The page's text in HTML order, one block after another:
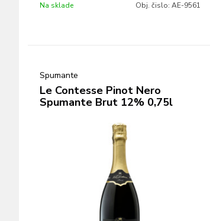
Na sklade Obj. čislo: AE-9561
Spumante
Le Contesse Pinot Nero
Spumante Brut 12% 0,75l